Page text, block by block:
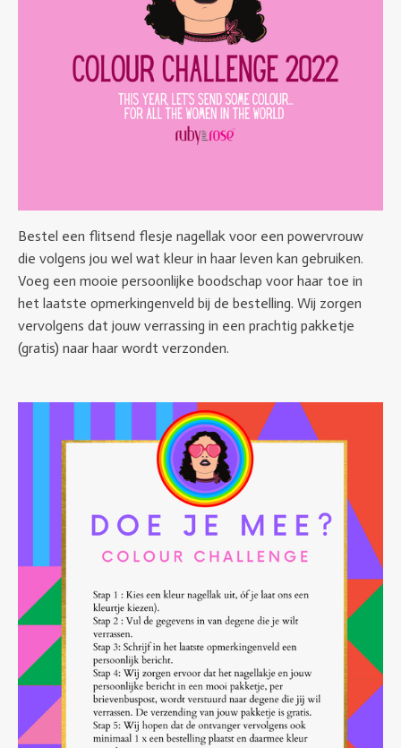
Bestel een flitsend flesje nagellak voor een powervrouw
die volgens jou wel wat kleur in haar leven kan gebruiken.
Voeg een mooie persoonlijke boodschap voor haar toe in
het laatste opmerkingenveld bij de bestelling. Wij zorgen
vervolgens dat jouw verrassing in een prachtig pakketje
(gratis) naar haar wordt verzonden.